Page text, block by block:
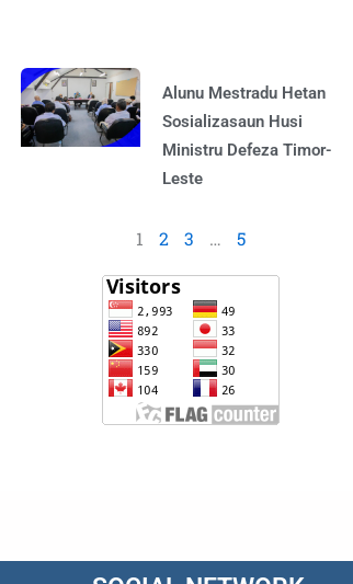
Alunu Mestradu Hetan
Sosializasaun Husi
Ministru Defeza Timor-
Leste
1 2 3 … 5